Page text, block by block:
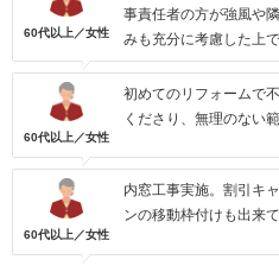
60代以上／女性
事責任者の方が強風や
みも充分に考慮した上
60代以上／女性
初めてのリフォームで
くださり、無理のない
60代以上／女性
内窓工事実施。割引キ
ンの移動枠付けも出来